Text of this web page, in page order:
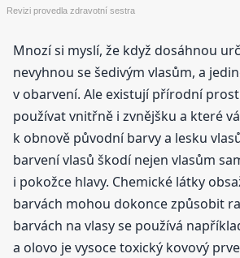
Revizi provedla zdravotní sestra
Mnozí si myslí, že když dosáhnou
nevyhnou se šedivým vlasům, a
v obarvení. Ale existují přírodní
používat vnitřně i zvnějšku a které
k obnově původní barvy a lesku
barvení vlasů škodí nejen vlasům
i pokožce hlavy. Chemické látky
barvách mohou dokonce způsobit
barvách na vlasy se používá
a olovo je vysoce toxický kovový